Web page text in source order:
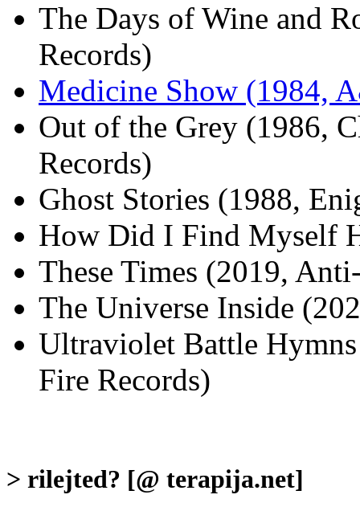
The Days of Wine and
Records)
Medicine Show (1984,
Out of the Grey (1986,
Records)
Ghost Stories (1988,
How Did I Find Myself
These Times (2019,
The Universe Inside
Ultraviolet Battle
Fire Records)
> rilejted? [@ terapija.net]